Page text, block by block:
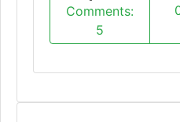
Comments:
5